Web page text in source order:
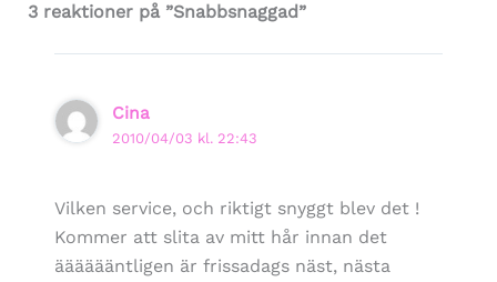
3 reaktioner på ”Snabbsnaggad”
Cina
2010/04/03 kl. 22:43
Vilken service, och riktigt snyggt blev det !
Kommer att slita av mitt hår innan det
ääääääntligen är frissadags näst, nästa